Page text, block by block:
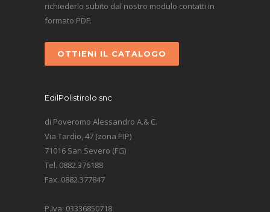
richiederlo subito dal nostro modulo contatti in
formato PDF.
OTTIENI IL CATALOGO
EdilPolistirolo snc
di Poveromo Alessandro A.& C.
Via Tardio, 47 (zona PIP)
71016 San Severo (FG)
Tel. 0882.376188
Fax. 0882.377847
P.Iva: 03336850718